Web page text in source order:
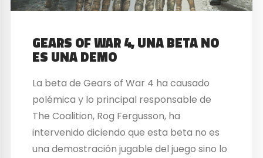
GEARS OF WAR 4, UNA BETA NO
ES UNA DEMO
La beta de Gears of War 4 ha causado
polémica y lo principal responsable de
The Coalition, Rog Fergusson, ha
intervenido diciendo que esta beta no es
una demostración jugable del juego sino lo